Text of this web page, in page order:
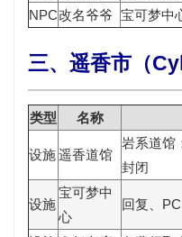
NPC改名爷爷 宝可梦中
三、遥香市（
类型 名称
设施遥香道馆
岩系道馆
封闭
设施
宝可梦中
心
回复、